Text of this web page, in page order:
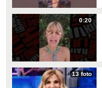
0:20
13 foto